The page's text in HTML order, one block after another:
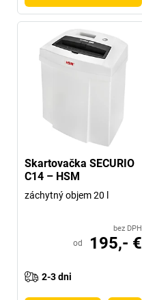
Skartovačka SECURIO
C14 – HSM
záchytný objem 20 l
bez DPH
od 195,- €
2-3 dni